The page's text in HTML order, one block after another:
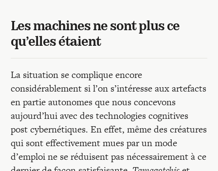
Les machines ne sont plus ce
qu’elles étaient
La situation se complique encore
considérablement si l’on s’intéresse aux artefacts
en partie autonomes que nous concevons
aujourd’hui avec des technologies cognitives
post cybernétiques. En effet, même des créatures
qui sont effectivement mues par un mode
d’emploi ne se réduisent pas nécessairement à ce